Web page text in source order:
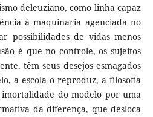
deleuziano, como linha capaz
à maquinaria agenciada no
possibilidades de vidas menos
é que no controle, os sujeitos
têm seus desejos esmagados
a escola o reproduz, a filosofia
do modelo por uma
da diferença, que desloca